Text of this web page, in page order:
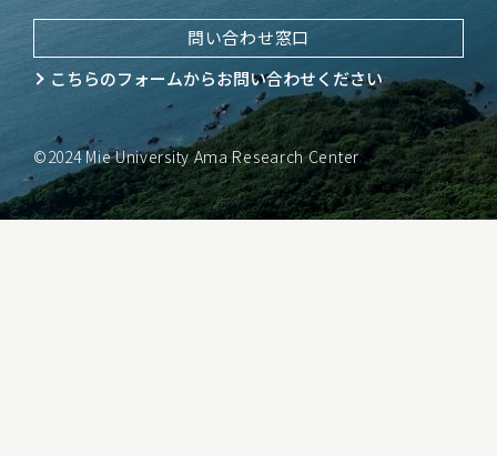
問い合わせ窓口
こちらのフォームからお問い合わせください
©2024 Mie University Ama Research Center